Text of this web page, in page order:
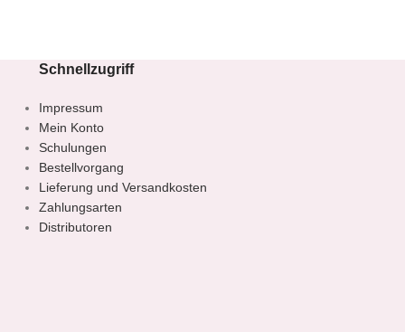
Schnellzugriff
Impressum
Mein Konto
Schulungen
Bestellvorgang
Lieferung und Versandkosten
Zahlungsarten
Distributoren